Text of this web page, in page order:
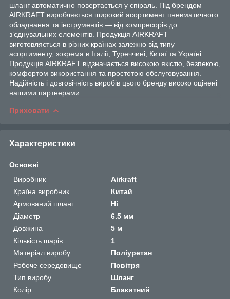
шланг автоматично повертається у спіраль. Під брендом
AIRKRAFT виробляється широкий асортимент пневматичного
обладнання та інструментів — від компресорів до
з’єднувальних елементів. Продукція AIRKRAFT
виготовляється в різних країнах залежно від типу
асортименту, зокрема в Італії, Туреччині, Китаї та Україні.
Продукція AIRKRAFT відзначається високою якістю, безпекою,
комфортом використання та простотою обслуговування.
Надійність і довговічність виробів цього бренду високо оцінені
нашими партнерами.
Приховати
Характеристики
Основні
Виробник
Airkraft
Країна виробник
Китай
Армований шланг
Ні
Діаметр
6.5 мм
Довжина
5 м
Кількість шарів
1
Матеріал виробу
Поліуретан
Робоче середовище
Повітря
Тип виробу
Шланг
Колір
Блакитний